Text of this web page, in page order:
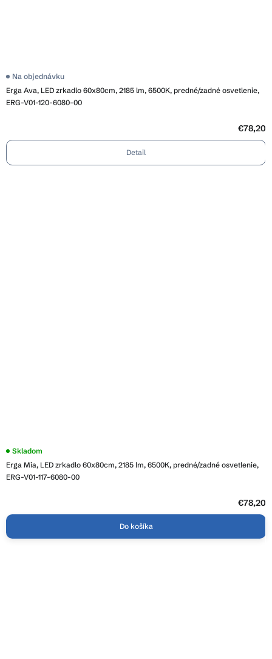
Erga Ava, LED zrkadlo 60x80cm, 2185 lm, 6500K, predné/zadné osvetlenie,
ERG-V01-120-6080-00
Na objednávku
€78,20
Detail
Erga Mia, LED zrkadlo 60x80cm, 2185 lm, 6500K, predné/zadné osvetlenie,
ERG-V01-117-6080-00
Priemerné
produktu
je
Skladom
€78,20
Do košíka